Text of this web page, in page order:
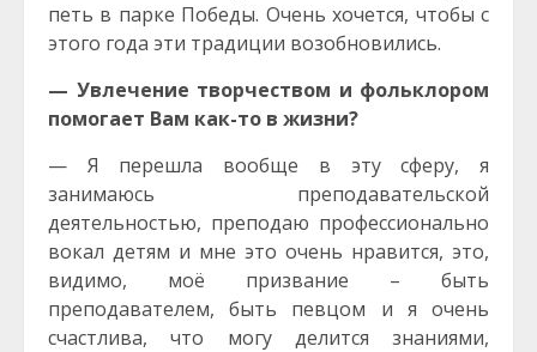
петь в парке Победы. Очень хочется, чтобы с
этого года эти традиции возобновились.
— Увлечение творчеством и фольклором
помогает Вам как-то в жизни?
— Я перешла вообще в эту сферу, я
занимаюсь преподавательской
деятельностью, преподаю профессионально
вокал детям и мне это очень нравится, это,
видимо, моё призвание – быть
преподавателем, быть певцом и я очень
счастлива, что могу делится знаниями,